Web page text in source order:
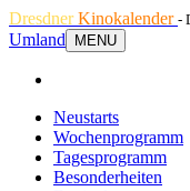
DresdnerKinokalender -
Umland
MENU
Neustarts
Wochenprogramm
Tagesprogramm
Besonderheiten